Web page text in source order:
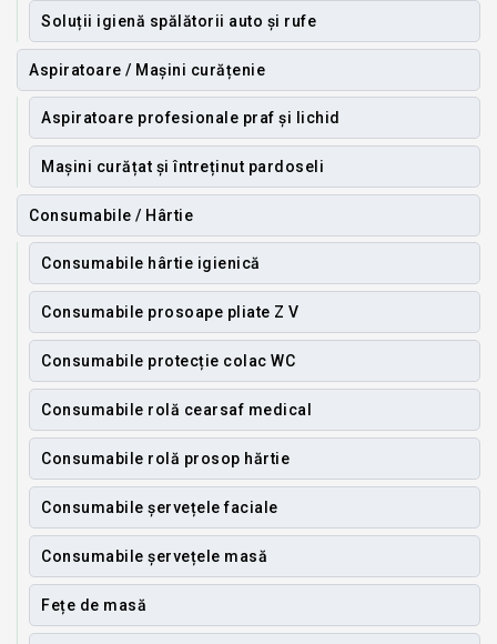
Soluții igienă spălătorii auto și rufe
Aspiratoare / Mașini curățenie
Aspiratoare profesionale praf și lichid
Mașini curățat și întreținut pardoseli
Consumabile / Hârtie
Consumabile hârtie igienică
Consumabile prosoape pliate Z V
Consumabile protecție colac WC
Consumabile rolă cearsaf medical
Consumabile rolă prosop hărtie
Consumabile șervețele faciale
Consumabile șervețele masă
Fețe de masă